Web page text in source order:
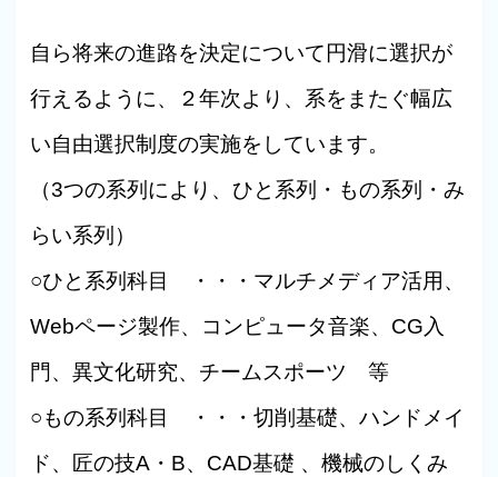
自ら将来の進路を決定について円滑に選択が
行えるように、２年次より、系をまたぐ幅広
い自由選択制度の実施をしています。
（3つの系列により、ひと系列・もの系列・み
らい系列）
○ひと系列科目 ・・・マルチメディア活用、
Webページ製作、コンピュータ音楽、CG入
門、異文化研究、チームスポーツ 等
○もの系列科目 ・・・切削基礎、ハンドメイ
ド、匠の技A・B、CAD基礎 、機械のしくみ